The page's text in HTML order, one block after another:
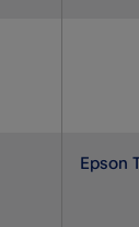
Epson